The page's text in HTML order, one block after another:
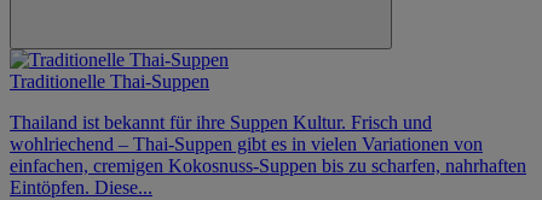
Traditionelle Thai-Suppen
Thailand ist bekannt für ihre Suppen Kultur. Frisch und
wohlriechend – Thai-Suppen gibt es in vielen Variationen von
einfachen, cremigen Kokosnuss-Suppen bis zu scharfen, nahrhaften
Eintöpfen. Diese...